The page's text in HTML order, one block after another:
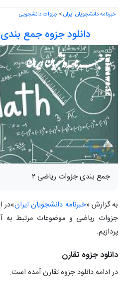
خبرنامه دانشجویان ایران>جزوات دانشجویی
دانلود جزوه جمع
جمع بندی جزوات ریاضی ۲
به گزارش «خبرنامه دانشجویان ایران»در
جزوات ریاضی و موضوعات مرتبط به
پردازیم.
دانلود جزوه تقارن
در ادامه دانلود جزوه تقارن آمده است.